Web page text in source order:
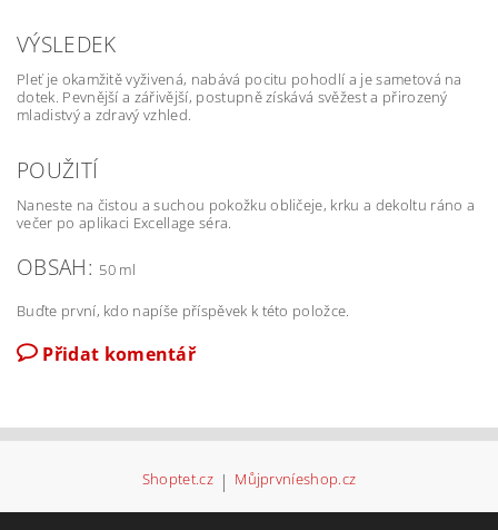
VÝSLEDEK
Pleť je okamžitě vyživená, nabává pocitu pohodlí a je sametová na
dotek. Pevnější a zářivější, postupně získává svěžest a přirozený
mladistvý a zdravý vzhled.
POUŽITÍ
Naneste na čistou a suchou pokožku obličeje, krku a dekoltu ráno a
večer po aplikaci Excellage séra.
OBSAH: 50 ml
Buďte první, kdo napíše příspěvek k této položce.
Přidat komentář
Shoptet.cz | Můjprvníeshop.cz